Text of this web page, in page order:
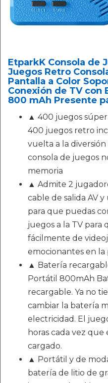
EtparkK Consola de
Juegos Retro
Pantalla a Color
Conexión de TV con
800 mAh Presente
▲ 400 juegos súper
400 juegos retro
vuelta a la diversión
consola de juegos
memoria
▲ Admite 2
cable de salida AV
para que puedas
juegos a la TV
fácilmente de
emocionantes en
▲ Batería
Portátil 800mAh
recargable. Ya no
cambiar la batería
electricidad. El
horas cada vez
cargado.
▲ Portátil y de
batería de litio de